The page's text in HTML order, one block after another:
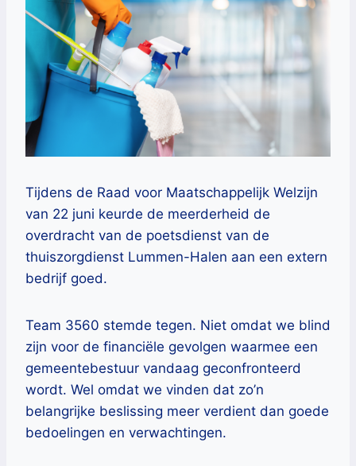
Tijdens de Raad voor Maatschappelijk Welzijn
van 22 juni keurde de meerderheid de
overdracht van de poetsdienst van de
thuiszorgdienst Lummen-Halen aan een extern
bedrijf goed.
Team 3560 stemde tegen. Niet omdat we blind
zijn voor de financiële gevolgen waarmee een
gemeentebestuur vandaag geconfronteerd
wordt. Wel omdat we vinden dat zo’n
belangrijke beslissing meer verdient dan goede
bedoelingen en verwachtingen.